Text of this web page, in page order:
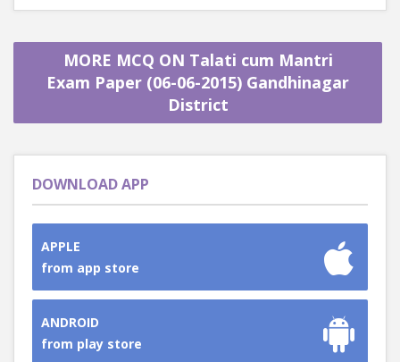
MORE MCQ ON Talati cum Mantri
Exam Paper (06-06-2015) Gandhinagar
District
DOWNLOAD APP
APPLE
from app store
ANDROID
from play store